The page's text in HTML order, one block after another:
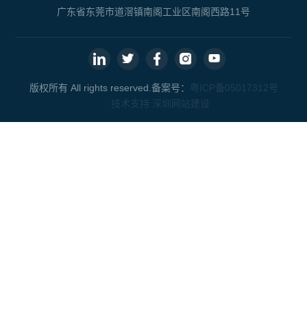
广东省东莞市道滘镇南阁工业区南阁西路11号
版权所有 All rights reserved.备案号：
粤ICP备05017312号
技术支持:
深圳网站建设